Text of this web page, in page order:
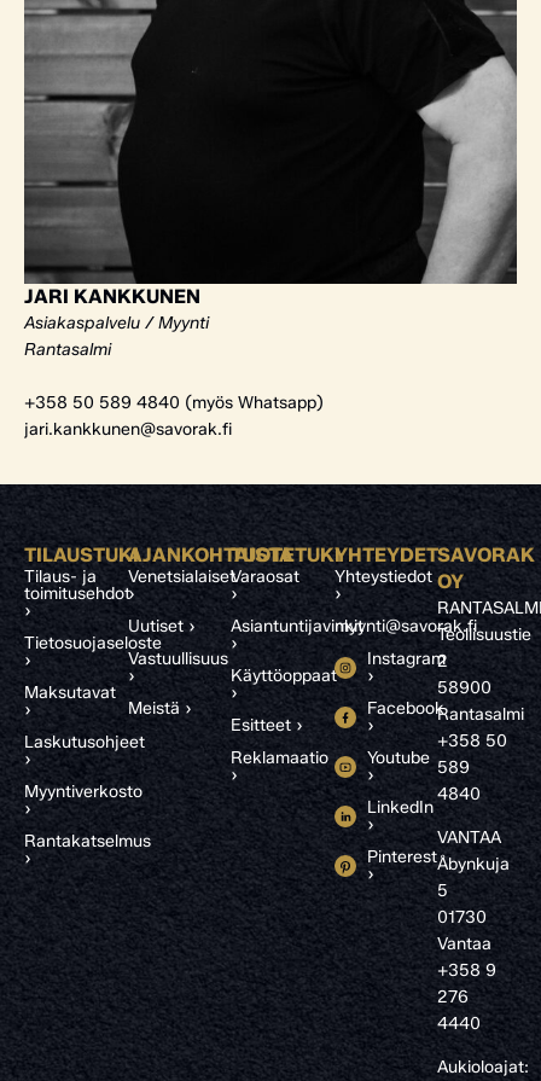
JARI KANKKUNEN
Asiakaspalvelu / Myynti
Rantasalmi
+358 50 589 4840 (myös Whatsapp)
jari.kankkunen@savorak.fi
TILAUSTUKI
Tilaus- ja
toimitusehdot
›
Tietosuojaseloste
›
Maksutavat
›
Laskutusohjeet
›
Myyntiverkosto
›
Rantakatselmus
›
AJANKOHTAISTA
Venetsialaiset
›
Uutiset ›
Vastuullisuus
›
Meistä ›
TUOTETUKI
Varaosat
›
Asiantuntijavinkit
›
Käyttöoppaat
›
Esitteet ›
Reklamaatio
›
YHTEYDET
Yhteystiedot
›
myynti@savorak.fi
Instagram
›
Facebook
›
Youtube
›
LinkedIn
›
Pinterest
›
SAVORAK
OY
Teollisuustie
2
58900
Rantasalmi
+358 50
589
4840
VANTAA
Åbynkuja
5
01730
Vantaa
+358 9
276
4440
Aukioloajat: